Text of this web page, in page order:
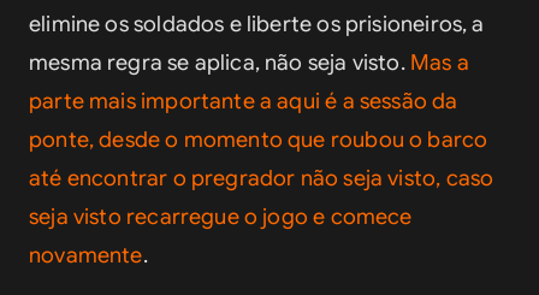
elimine os soldados e liberte os prisioneiros, a
mesma regra se aplica, não seja visto. Mas a
parte mais importante a aqui é a sessão da
ponte, desde o momento que roubou o barco
até encontrar o pregrador não seja visto, caso
seja visto recarregue o jogo e comece
novamente.